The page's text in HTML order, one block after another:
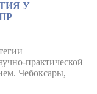
У
практической
Чебоксары,